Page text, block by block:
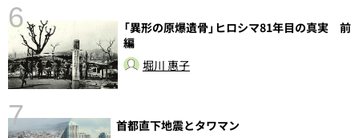
6
「異形の原爆遺骨」ヒロシマ81年目の真実 前
編
堀川 惠子
7
首都直下地震とタワマン